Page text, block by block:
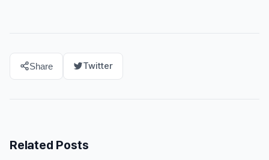
Share Twitter
Related Posts